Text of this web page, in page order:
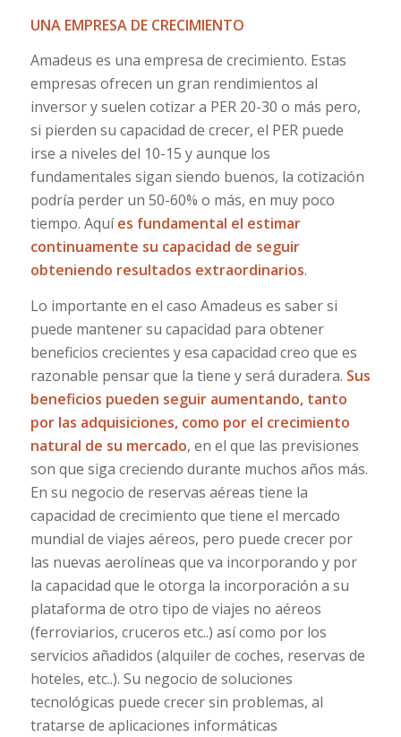
UNA EMPRESA DE CRECIMIENTO
Amadeus es una empresa de crecimiento. Estas
empresas ofrecen un gran rendimientos al
inversor y suelen cotizar a PER 20-30 o más pero,
si pierden su capacidad de crecer, el PER puede
irse a niveles del 10-15 y aunque los
fundamentales sigan siendo buenos, la cotización
podría perder un 50-60% o más, en muy poco
tiempo. Aquíes fundamental el estimar
continuamente su capacidad de seguir
obteniendo resultados extraordinarios.
Lo importante en el caso Amadeus es saber si
puede mantener su capacidad para obtener
beneficios crecientes y esa capacidad creo que es
razonable pensar que la tiene y será duradera. Sus
beneficios pueden seguir aumentando, tanto
por las adquisiciones, como por el crecimiento
natural de su mercado, en el que las previsiones
son que siga creciendo durante muchos años más.
En su negocio de reservas aéreas tiene la
capacidad de crecimiento que tiene el mercado
mundial de viajes aéreos, pero puede crecer por
las nuevas aerolíneas que va incorporando y por
la capacidad que le otorga la incorporación a su
plataforma de otro tipo de viajes no aéreos
(ferroviarios, cruceros etc..) así como por los
servicios añadidos (alquiler de coches, reservas de
hoteles, etc..). Su negocio de soluciones
tecnológicas puede crecer sin problemas, al
tratarse de aplicaciones informáticas